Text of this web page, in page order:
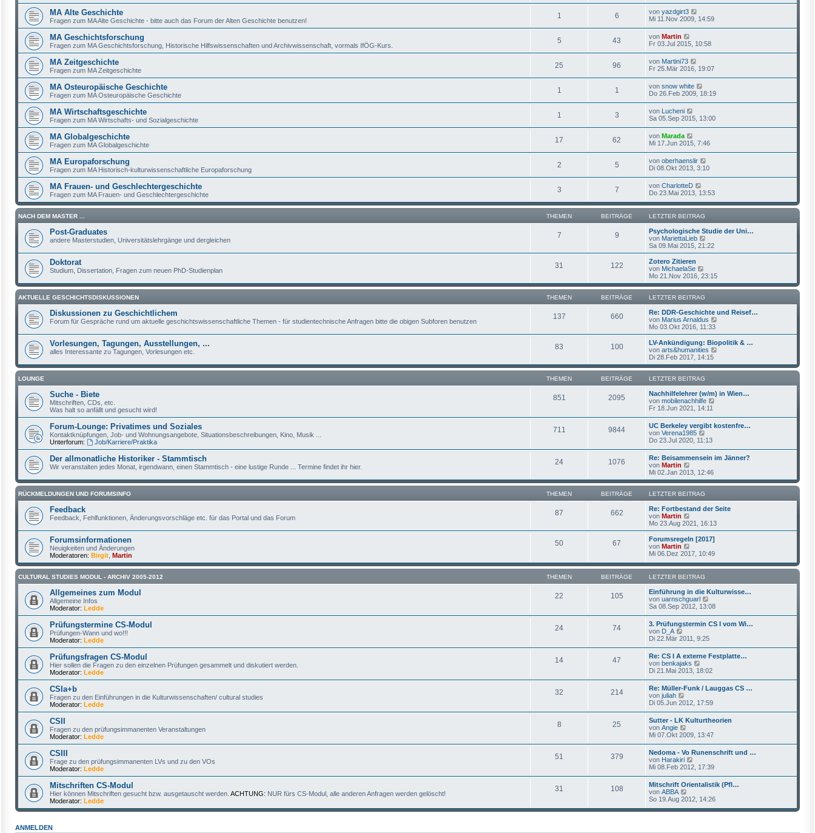
t
r
a
t
e
r
e
i
r
a
g
MA Alte Geschichte
Fragen zum MA Alte Geschichte - bitte auch das Forum der Alten Geschichte benutzen!
1 6 von yazdgirt3
e
s
t
e
B
e
i
t
a
Mi 11.Nov 2009, 14:59
MA Geschichtsforschung
Fragen zum MA Geschichtsforschung, Historische Hilfswissenschaften und Archivwissenschaft, vormals IfÖG-Kurs.
5 43 von Martin
e
e
s
t
e
r
B
e
i
t
r
a
g
Fr 03.Jul 2015, 10:58
MA Zeitgeschichte
Fragen zum MA Zeitgeschichte
25 96 von Martini73
e
e
s
t
e
B
e
t
r
a
g
Fr 25.Mär 2016, 19:07
MA Osteuropäische Geschichte
Fragen zum MA Osteuropäische Geschichte
1 1 von snow white
e
s
t
e
B
e
i
t
r
a
Do 26.Feb 2009, 18:19
MA Wirtschaftsgeschichte
Fragen zum MA Wirtschafts- und Sozialgeschichte
1 3 von Lucheni
e
s
t
e
r
B
e
t
r
a
Sa 05.Sep 2015, 13:00
MA Globalgeschichte
Fragen zum MA Globalgeschichte
17 62 von Marada
e
e
s
t
e
r
B
e
i
t
r
a
g
Mi 17.Jun 2015, 7:46
MA Europaforschung
Fragen zum MA Historisch-kulturwissenschaftliche Europaforschung
2 5 von oberhaenslir
e
s
t
e
e
i
r
a
Di 08.Okt 2013, 3:10
MA Frauen- und Geschlechtergeschichte
Fragen zum MA Frauen- und Geschlechtergeschichte
3 7 von CharlotteD
e
e
s
e
r
B
e
t
r
a
g
Do 23.Mai 2013, 13:53
NACH DEM MASTER ... THEMEN BEITRÄGE LETZTER BEITRAG
Post-Graduates
andere Masterstudien, Universitätslehrgänge und dergleichen
7 9
Psychologische Studie der Uni…
von MariettaLieb
e
u
t
r
e
i
t
r
g
Sa 09.Mai 2015, 21:22
Doktorat
Studium, Dissertation, Fragen zum neuen PhD-Studienplan
31 122
Zotero Zitieren
von MichaelaSe
e
u
e
s
t
e
r
B
e
i
t
r
g
Mo 21.Nov 2016, 23:15
AKTUELLE GESCHICHTSDISKUSSIONEN THEMEN BEITRÄGE LETZTER BEITRAG
Diskussionen zu Geschichtlichem
Forum für Gespräche rund um aktuelle geschichtswissenschaftliche Themen - für studientechnische Anfragen bitte die obigen Subforen benutzen
137 660
Re: DDR-Geschichte und Reisef…
von Marius Arnaldus
u
e
s
r
e
Mo 03.Okt 2016, 11:33
Vorlesungen, Tagungen, Ausstellungen, ...
alles Interessante zu Tagungen, Vorlesungen etc.
83 100
LV-Ankündigung: Biopolitik & …
von arts&humanities
u
e
t
e
t
g
Di 28.Feb 2017, 14:15
LOUNGE THEMEN BEITRÄGE LETZTER BEITRAG
Suche - Biete
Mitschriften, CDs, etc.
Was halt so anfällt und gesucht wird!
851 2095
Nachhilfelehrer (w/m) in Wien…
von mobilenachhilfe
e
s
r
B
t
r
g
Fr 18.Jun 2021, 14:11
Forum-Lounge: Privatimes und Soziales
Kontaktknüpfungen, Job- und Wohnungsangebote, Situationsbeschreibungen, Kino, Musik ...
Unterforum:
Job/Karriere/Praktika
711 9844
UC Berkeley vergibt kostenfre…
von Verena1985
e
e
s
e
r
i
t
r
a
Do 23.Jul 2020, 11:13
Der allmonatliche Historiker - Stammtisch
Wir veranstalten jedes Monat, irgendwann, einen Stammtisch - eine lustige Runde ... Termine findet ihr hier.
24 1076
Re: Beisammensein im Jänner?
von Martin
e
u
e
s
t
e
B
e
i
r
g
Mi 02.Jan 2013, 12:46
RÜCKMELDUNGEN UND FORUMSINFO THEMEN BEITRÄGE LETZTER BEITRAG
Feedback
Feedback, Fehlfunktionen, Änderungsvorschläge etc. für das Portal und das Forum
87 662
Re: Fortbestand der Seite
von Martin
e
u
e
t
r
B
e
t
r
a
g
Mo 23.Aug 2021, 16:13
Forumsinformationen
Neuigkeiten und Änderungen
Moderatoren: Birgit Martin
50 67
Forumsregeln [2017]
von Martin
e
e
s
e
r
B
e
i
t
a
g
Mi 06.Dez 2017, 10:49
CULTURAL STUDIES MODUL - ARCHIV 2005-2012 THEMEN BEITRÄGE LETZTER BEITRAG
Allgemeines zum Modul
Allgemeine Infos
Moderator: Ledde
22 105
Einführung in die Kulturwisse…
von uarnschguarl
e
e
s
t
e
r
B
i
t
r
a
g
Sa 08.Sep 2012, 13:08
Prüfungstermine CS-Modul
Prüfungen-Wann und wo!!!
Moderator: Ledde
24 74
3. Prüfungstermin CS I vom Wi…
von D_A
e
s
t
e
r
B
e
i
t
r
a
g
Di 22.Mär 2011, 9:25
Prüfungsfragen CS-Modul
Hier sollen die Fragen zu den einzelnen Prüfungen gesammelt und diskutiert werden.
Moderator: Ledde
14 47
Re: CS I A externe Festplatte…
von benkajaks
e
e
s
t
e
r
B
i
t
r
a
g
Di 21.Mai 2013, 18:02
CSIa+b
Fragen zu den Einführungen in die Kulturwissenschaften/ cultural studies
Moderator: Ledde
32 214
Re: Müller-Funk / Lauggas CS …
von juliah
e
e
s
t
e
r
B
e
i
t
r
a
g
Di 05.Jun 2012, 17:59
CSII
Fragen zu den prüfungsimmanenten Veranstaltungen
Moderator: Ledde
8 25
Sutter - LK Kulturtheorien
von Angie
e
s
t
e
r
B
i
t
r
Mi 07.Okt 2009, 13:47
CSIII
Frage zu den prüfungsimmanenten LVs und zu den VOs
Moderator: Ledde
51 379
Nedoma - Vo Runenschrift und …
von Harakiri
e
s
t
e
r
i
Mi 08.Feb 2012, 17:39
Mitschriften CS-Modul
Hier können Mitschriften gesucht bzw. ausgetauscht werden. ACHTUNG: NUR fürs CS-Modul, alle anderen Anfragen werden gelöscht!
Moderator: Ledde
31 108
Mitschrift Orientalistik (Pfl…
von ABBA
e
e
So 19.Aug 2012, 14:26
ANMELDEN